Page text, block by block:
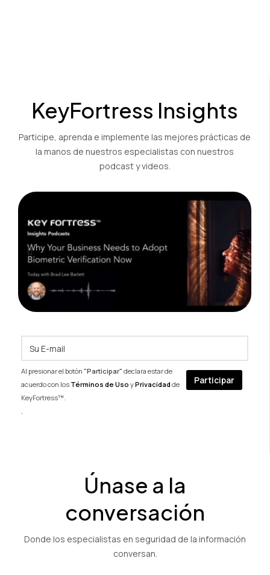
KeyFortress Insights
Participe, aprenda e implemente las mejores prácticas de
la manos de nuestros especialistas con nuestros
podcast y videos.
Al presionar el botón "Participar" declara estar de
acuerdo con los Términos de Uso yPrivacidad de
KeyFortress™.
.
Únase a la
conversación
Donde los especialistas en seguridad de la información
conversan.